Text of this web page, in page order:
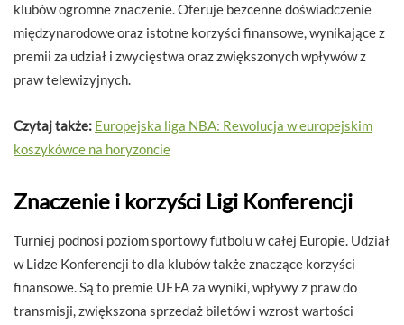
klubów ogromne znaczenie. Oferuje bezcenne doświadczenie
międzynarodowe oraz istotne korzyści finansowe, wynikające z
premii za udział i zwycięstwa oraz zwiększonych wpływów z
praw telewizyjnych.
Czytaj także: Europejska liga NBA: Rewolucja w europejskim
koszykówce na horyzoncie
Znaczenie i korzyści Ligi Konferencji
Turniej podnosi poziom sportowy futbolu w całej Europie. Udział
w Lidze Konferencji to dla klubów także znaczące korzyści
finansowe. Są to premie UEFA za wyniki, wpływy z praw do
transmisji, zwiększona sprzedaż biletów i wzrost wartości